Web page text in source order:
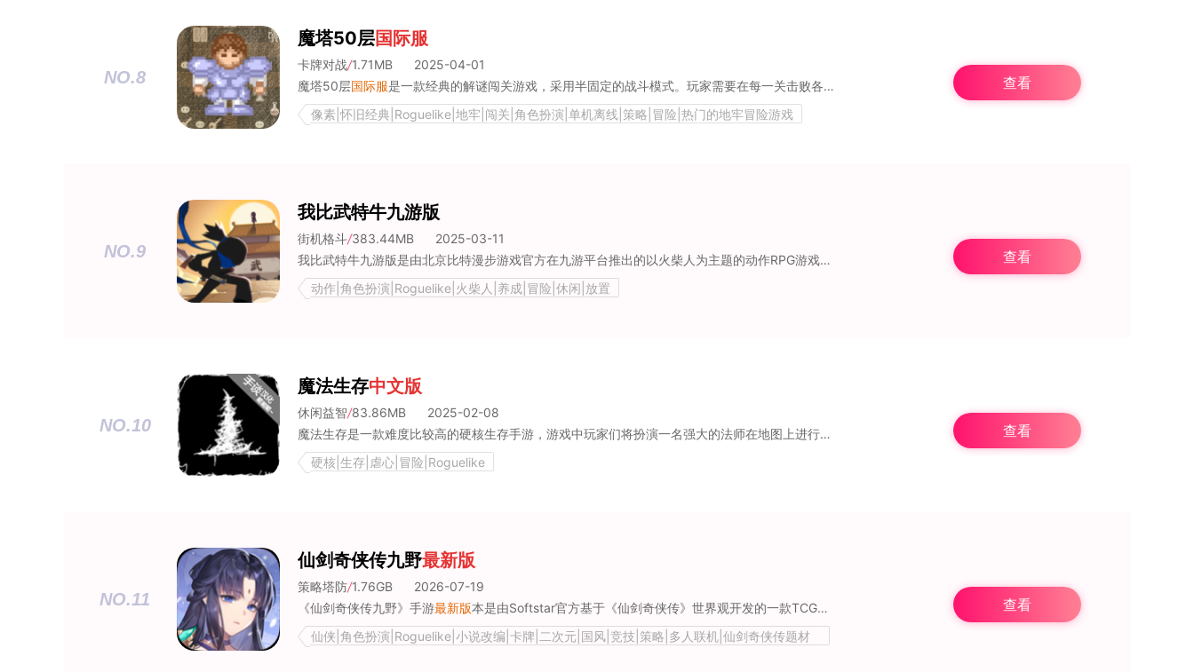
NO.8
魔塔50层国际服
卡牌对战/1.71MB
2025-04-01
魔塔50层国际服是一款经典的解谜闯关游戏，采用半固定的战斗模式。玩家需要在每一关击败各种怪物，寻找开启大门的钥匙以解锁下一关。虽然游戏看起来只需简单的操
像素|怀旧经典|Roguelike|地牢|闯关|角色扮演|单机离线|策略|冒险|热门的地牢冒险游戏
查看
NO.9
我比武特牛九游版
街机格斗/383.44MB
2025-03-11
我比武特牛九游版是由北京比特漫步游戏官方在九游平台推出的以火柴人为主题的动作RPG游戏，也是我功夫特牛的后续作品。游戏采用了经典的火柴人风格，并融入
动作|角色扮演|Roguelike|火柴人|养成|冒险|休闲|放置
查看
NO.10
魔法生存中文版
休闲益智/83.86MB
2025-02-08
魔法生存是一款难度比较高的硬核生存手游，游戏中玩家们将扮演一名强大的法师在地图上进行冒险，坚持的时间越久获得的分数越高，每提升一级玩家们都可以强化或是获得新的技
硬核|生存|虐心|冒险|Roguelike
查看
NO.11
仙剑奇侠传九野最新版
策略塔防/1.76GB
2026-07-19
《仙剑奇侠传九野》手游最新版本是由Softstar官方基于《仙剑奇侠传》世界观开发的一款TCG卡牌对战游戏。该作已在Steam、安卓等多个平台发布。虽然各平
仙侠|角色扮演|Roguelike|小说改编|卡牌|二次元|国风|竞技|策略|多人联机|仙剑奇侠传题材
查看